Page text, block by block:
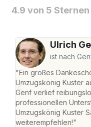
4.9 von 5 Sternen
Ulrich
ist nach
"Ein großes
Umzugskönig Kuster
Genf verlief
professionellen
Umzugskönig Kuster
weiterempfehlen!"